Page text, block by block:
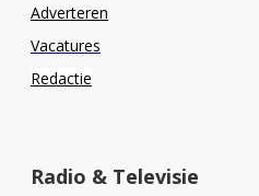
Adverteren
Vacatures
Redactie
Radio & Televisie